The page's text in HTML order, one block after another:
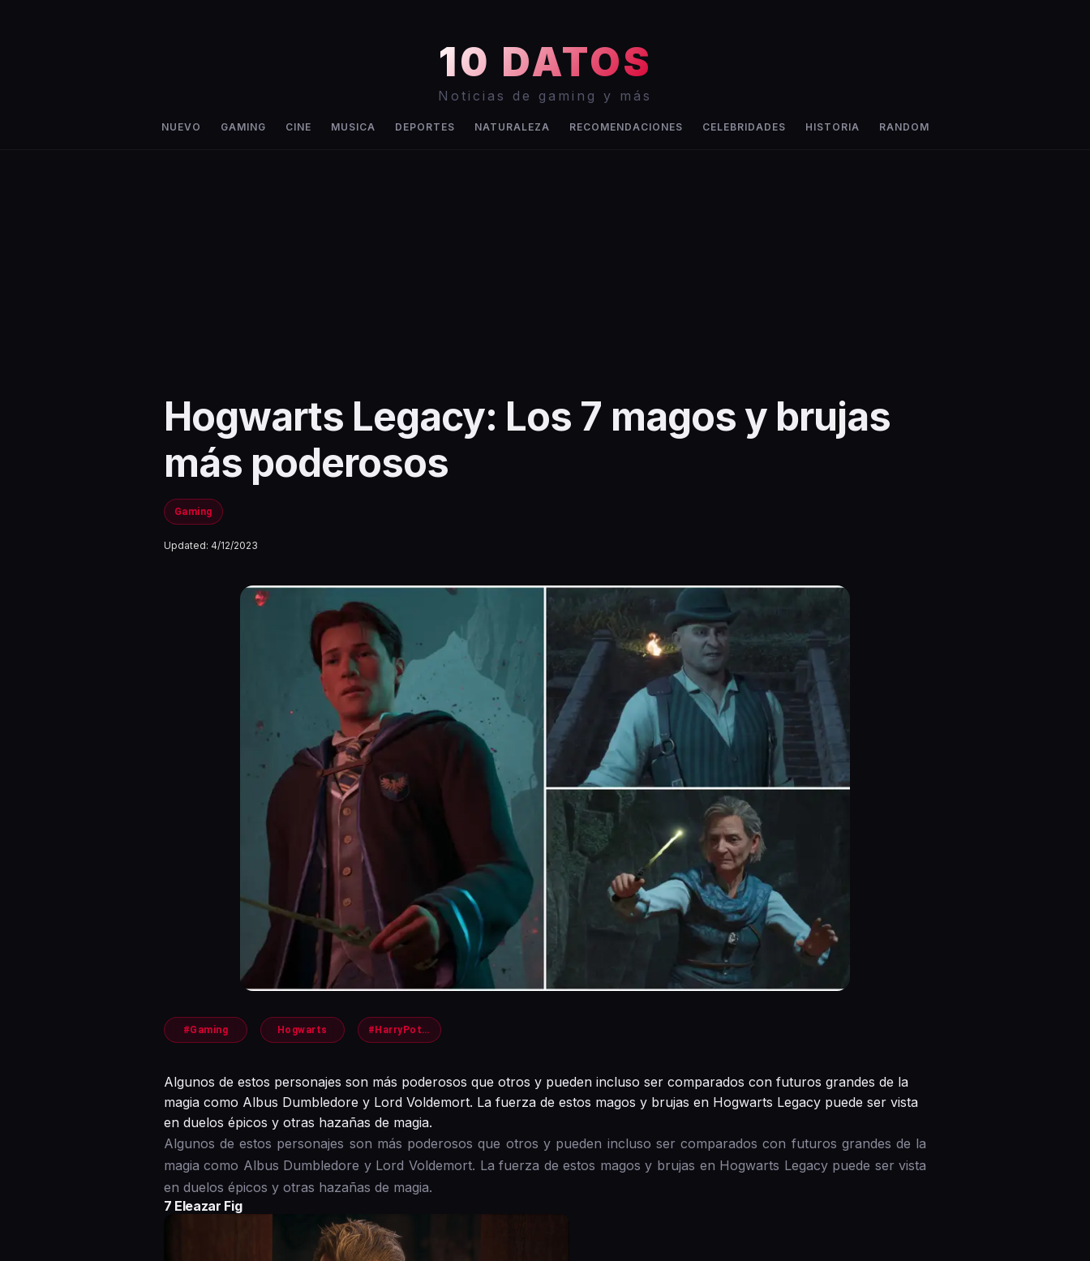
10 DATOS
Noticias de gaming y más
NUEVO GAMING CINE MUSICA DEPORTES NATURALEZA RECOMENDACIONES CELEBRIDADES HISTORIA RANDOM
Hogwarts Legacy: Los 7 magos y brujas
más poderosos
Gaming
Updated: 4/12/2023
#Gaming Hogwarts #HarryPotter
Algunos de estos personajes son más poderosos que otros y pueden incluso ser comparados con futuros grandes de la
magia como Albus Dumbledore y Lord Voldemort. La fuerza de estos magos y brujas en Hogwarts Legacy puede ser vista
en duelos épicos y otras hazañas de magia.
Algunos de estos personajes son más poderosos que otros y pueden incluso ser comparados con futuros grandes de la
magia como Albus Dumbledore y Lord Voldemort. La fuerza de estos magos y brujas en Hogwarts Legacy puede ser vista
en duelos épicos y otras hazañas de magia.
7 Eleazar Fig